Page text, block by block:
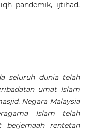
pandemik, ijtihad,
seluruh dunia telah
umat Islam
Negara Malaysia
Islam telah
berjemaah rentetan